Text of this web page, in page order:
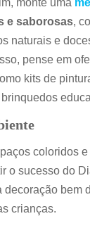
monte uma
e saborosas,
naturais e
pense em
kits de
coloridos
o sucesso do
decoração bem
crianças.